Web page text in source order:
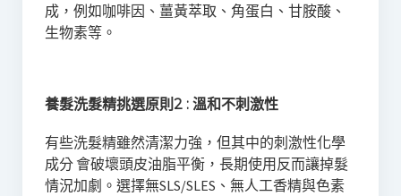
成，例如咖啡因、薑黃萃取、角蛋白、甘胺酸、
生物素等。
養髮洗髮精挑選原則2 : 溫和不刺激性
有些洗髮精雖然清潔力強，但其中的刺激性化學
成分 會破壞頭皮油脂平衡，長期使用反而讓掉髮
情況加劇。選擇無SLS/SLES、無人工香精與色素